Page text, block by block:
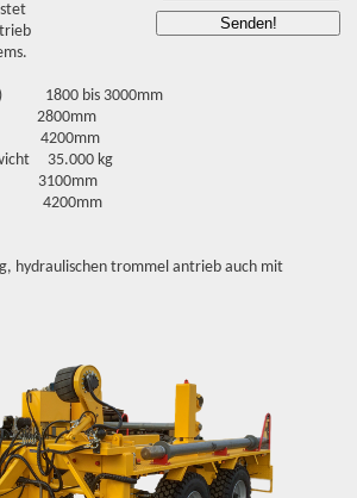
1800 bis 3000mm
2800mm
4200mm
35.000 kg
3100mm
4200mm
hydraulischen trommel antrieb auch mit